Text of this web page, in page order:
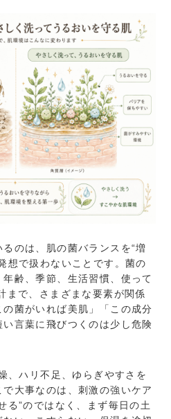
のは、肌の菌バランスを“増
想で扱わないことです。菌の
齢、季節、生活習慣、使って
まで、さまざまな要素が関係
菌がいれば美肌」「この成分
言葉に飛びつくのは少し危険
、ハリ不足、ゆらぎやすさを
大事なのは、刺激の強いケア
る”のではなく、まず毎日の土